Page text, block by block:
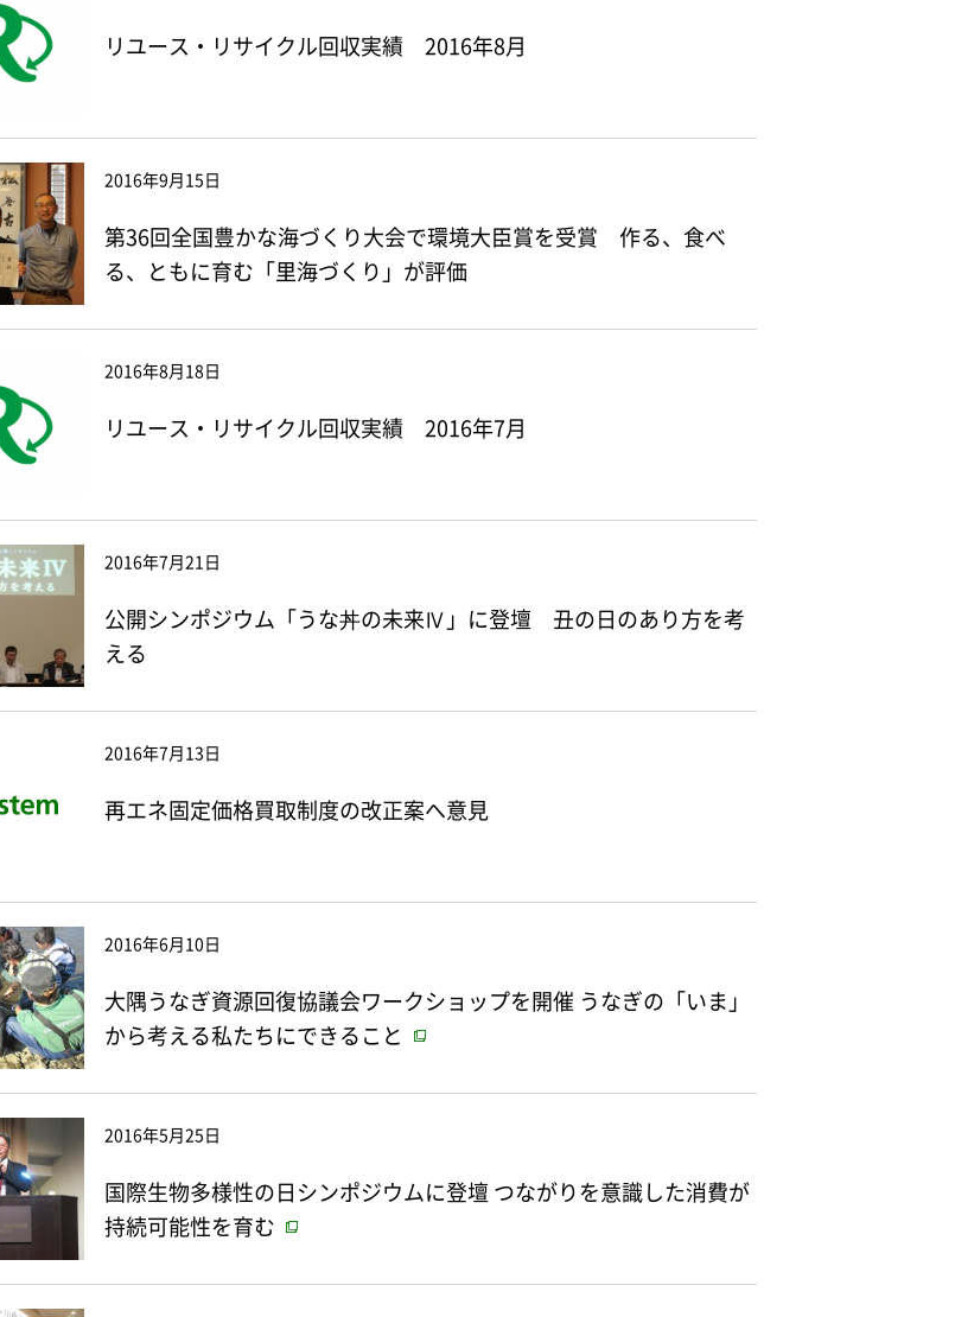
リユース・リサイクル回収実績 2016年8月
2016年9月15日
第36回全国豊かな海づくり大会で環境大臣賞を受賞 作る、食べ
る、ともに育む「里海づくり」が評価
2016年8月18日
リユース・リサイクル回収実績 2016年7月
2016年7月21日
公開シンポジウム「うな丼の未来Ⅳ」に登壇 丑の日のあり方を考
える
2016年7月13日
再エネ固定価格買取制度の改正案へ意見
2016年6月10日
大隅うなぎ資源回復協議会ワークショップを開催 うなぎの「いま」
から考える私たちにできること
2016年5月25日
国際生物多様性の日シンポジウムに登壇 つながりを意識した消費が
持続可能性を育む